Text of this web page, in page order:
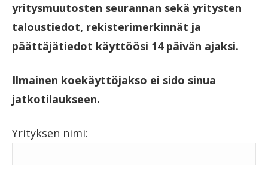
yritysmuutosten seurannan sekä yritysten
taloustiedot, rekisterimerkinnät ja
päättäjätiedot käyttöösi 14 päivän ajaksi.
Ilmainen koekäyttöjakso ei sido sinua
jatkotilaukseen.
Yrityksen nimi: